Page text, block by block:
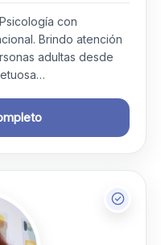
con
Brindo atención
adultas desde